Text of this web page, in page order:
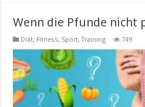
Wenn die Pfunde nicht
Diät, Fitness, Sport, Training 749